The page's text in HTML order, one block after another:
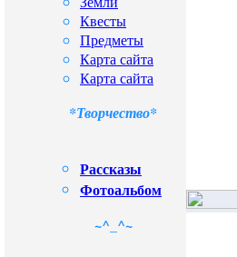
Квесты
Предметы
Карта сайта
Карта сайта
*Творчество*
Рассказы
Фотоальбом
~^_^~